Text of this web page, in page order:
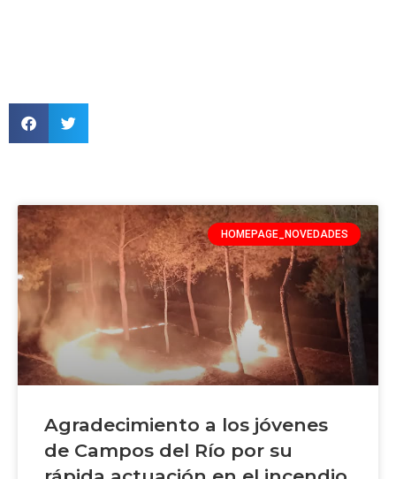
HOMEPAGE_NOVEDADES
Agradecimiento a los jóvenes
de Campos del Río por su